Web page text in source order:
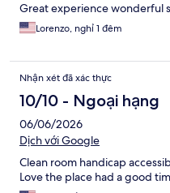
Great experience wonderful
Lorenzo, nghỉ 1 đêm
Nhận xét đã xác thực
10/10 - Ngoại hạng
06/06/2026
Dịch với Google
Clean room handicap
Love the place had a good